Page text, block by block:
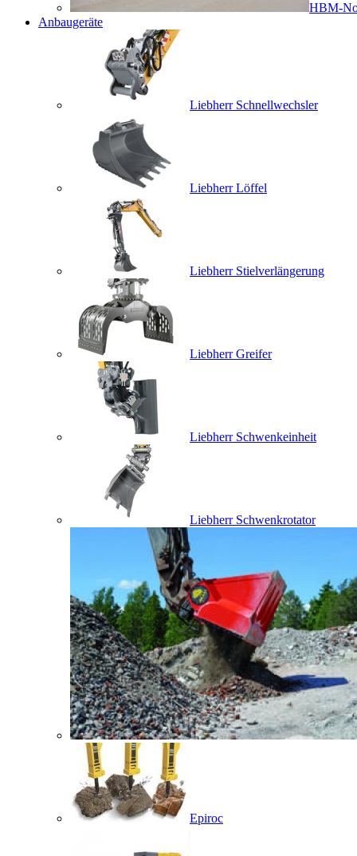
HBM-
Anbaugeräte
Liebherr Schnellwechsler
Liebherr Löffel
Liebherr Stielverlängerung
Liebherr Greifer
Liebherr Schwenkeinheit
Liebherr Schwenkrotator
Epiroc